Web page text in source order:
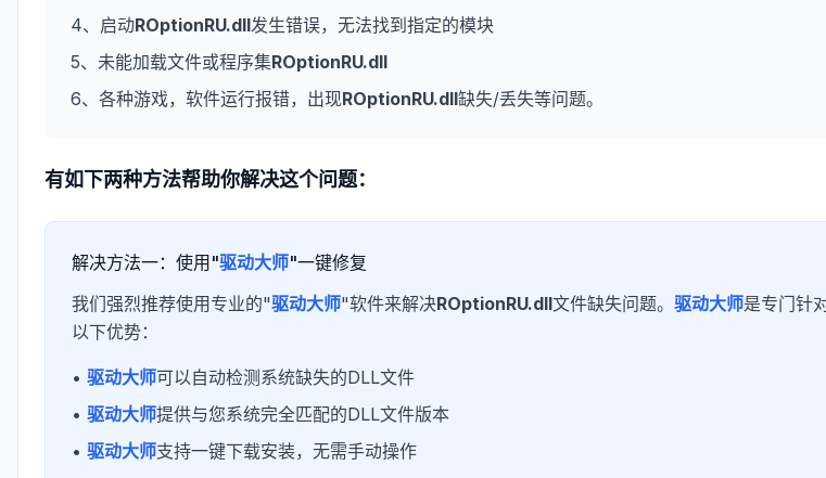
4、启动ROptionRU.dll发生错误，无法找到指定的模块
5、未能加载文件或程序集ROptionRU.dll
6、各种游戏，软件运行报错，出现ROptionRU.dll缺失/丢失等问题。
有如下两种方法帮助你解决这个问题：
解决方法一：使用"驱动大师"一键修复
我们强烈推荐使用专业的"驱动大师"软件来解决ROptionRU.dll文件缺失问题。 驱动大师是专门针
以下优势：
• 驱动大师可以自动检测系统缺失的DLL文件
• 驱动大师提供与您系统完全匹配的DLL文件版本
• 驱动大师支持一键下载安装，无需手动操作